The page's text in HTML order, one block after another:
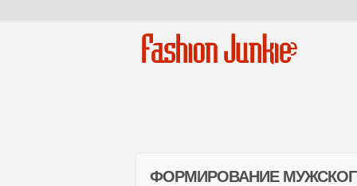
Fashion Junkie
ФОРМИРОВАНИЕ